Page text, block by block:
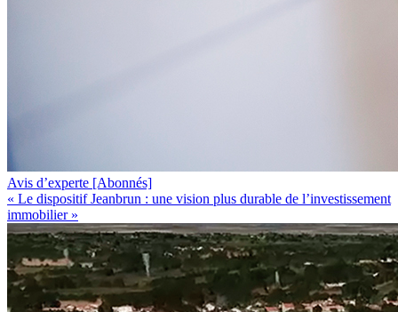
Avis d’experte [Abonnés]
« Le dispositif Jeanbrun : une vision plus durable de l’investissement
immobilier »